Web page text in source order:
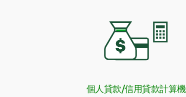
個人貸款/信用貸款計算機